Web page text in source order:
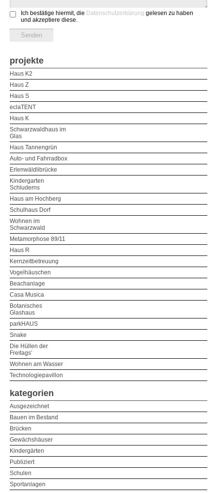
Ich bestätige hiermit, die Datenschutzerklärung gelesen zu haben
und akzeptiere diese.
projekte
Haus K2
Haus Z
Haus S
eclaTENT
Haus K
Schwarzwaldhaus im
Glas
Haus Tannengrün
Auto- und Fahrradbox
Erlenwäldlibrücke
Kindergarten
Schluderns
Haus am Hochberg
Schulhaus Dorf
Wohnen im
Schwarzwald
Metamorphose 89/11
Haus R
Kernzeitbetreuung
Vogelhäuschen
Beachanlage
Casa Musica
Botanisches
Glashaus
parkHAUS
Snake
Die Hüllen der
Freitags’
Wohnen am Wasser
Technologiepavillon
kategorien
Ausgezeichnet
Bauen im Bestand
Brücken
Gewächshäuser
Kindergärten
Publiziert
Schulen
Sportanlagen